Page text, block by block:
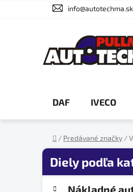
info@autotechma.sk
DAF IVECO
Domov
/ Predávané značky /
B
Nákladné